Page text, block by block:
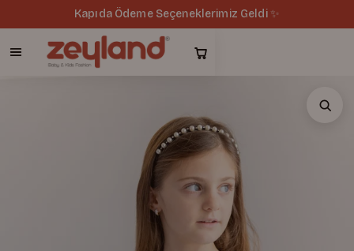
Kapıda Ödeme Seçeneklerimiz Geldi ✨